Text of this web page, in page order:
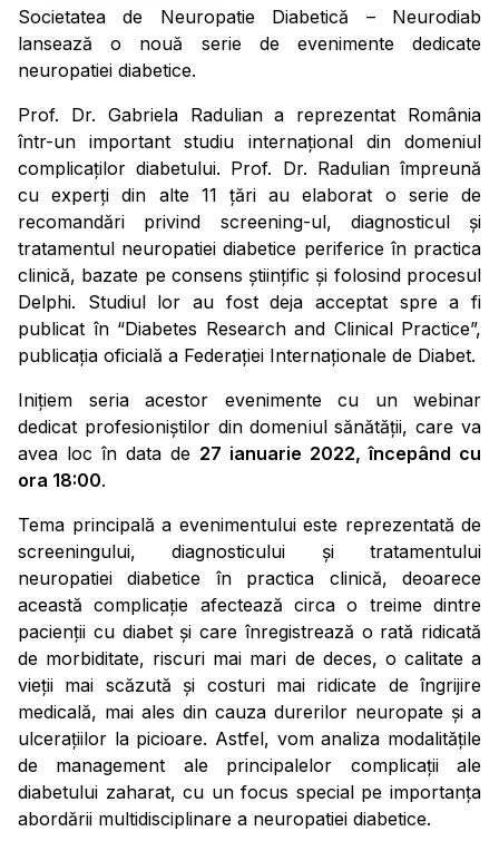
Societatea de Neuropatie Diabetică – Neurodiab
lansează o nouă serie de evenimente dedicate
neuropatiei diabetice.
Prof. Dr. Gabriela Radulian a reprezentat România
într-un important studiu internațional din domeniul
complicaților diabetului. Prof. Dr. Radulian împreună
cu experți din alte 11 țări au elaborat o serie de
recomandări privind screening-ul, diagnosticul și
tratamentul neuropatiei diabetice periferice în practica
clinică, bazate pe consens științific și folosind procesul
Delphi. Studiul lor au fost deja acceptat spre a fi
publicat în “Diabetes Research and Clinical Practice”,
publicația oficială a Federației Internaționale de Diabet.
Inițiem seria acestor evenimente cu un webinar
dedicat profesioniștilor din domeniul sănătății, care va
avea loc în data de 27 ianuarie 2022, începând cu
ora 18:00.
Tema principală a evenimentului este reprezentată de
screeningului, diagnosticului și tratamentului
neuropatiei diabetice în practica clinică, deoarece
această complicație afectează circa o treime dintre
pacienții cu diabet și care înregistrează o rată ridicată
de morbiditate, riscuri mai mari de deces, o calitate a
vieții mai scăzută și costuri mai ridicate de îngrijire
medicală, mai ales din cauza durerilor neuropate și a
ulcerațiilor la picioare. Astfel, vom analiza modalitățile
de management ale principalelor complicații ale
diabetului zaharat, cu un focus special pe importanța
abordării multidisciplinare a neuropatiei diabetice.